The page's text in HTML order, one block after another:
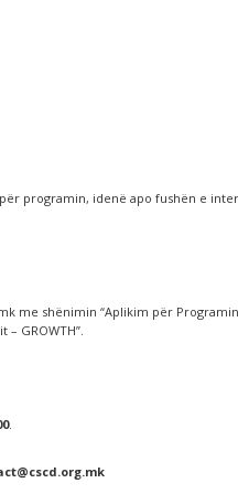
programin, idenë apo fushën e
me shënimin “Aplikim për
GROWTH”.
.